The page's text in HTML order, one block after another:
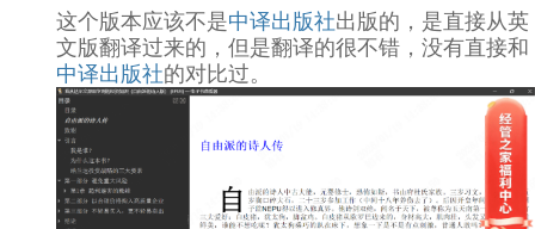
这个版本应该不是中译出版社出版的，是直接从英
文版翻译过来的，但是翻译的很不错，没有直接和
中译出版社的对比过。